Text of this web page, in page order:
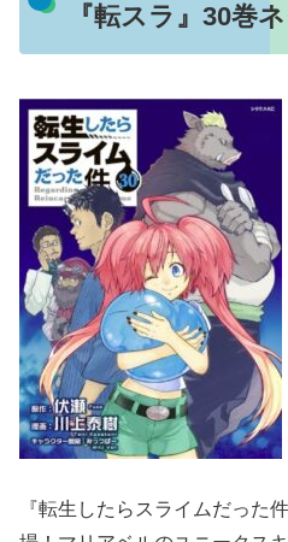
『転スラ』30巻
『転生したらスライムだった